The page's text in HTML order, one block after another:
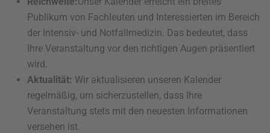
Publikum von Fachleuten und Interessierten im Bereich
der Intensiv- und Notfallmedizin. Das bedeutet, dass
Ihre Veranstaltung vor den richtigen Augen präsentiert
wird.
Aktualität: Wir aktualisieren unseren Kalender
regelmäßig, um sicherzustellen, dass Ihre
Veranstaltung stets mit den neuesten Informationen
versehen ist.